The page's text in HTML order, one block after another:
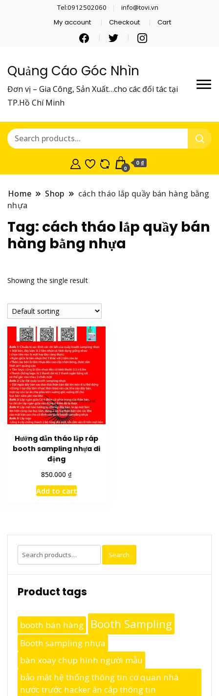
Tel:0912502060 info@tovi.vn
My account Checkout Cart
Quảng Cáo Góc Nhìn
Đơn vị – Gia Công, Sản Xuất…cho các đối tác tại
TP.Hồ Chí Minh
0
0 ₫
Home Shop
cách tháo lắp quầy bán hàng bằng
nhựa
Tag: cách tháo lắp quầy bán
hàng bằng nhựa
Showing the single result
Hướng dẫn tháo lắp ráp
booth sampling nhựa di
động
850.000 ₫
Add to cart
Search
for:
Search
Product tags
booth bán hàng Booth Sampling
Booth sampling nhựa
bàn xoay chụp hình người mẫu
bảo mật hệ thống thông tin cơ quan nhà
nước trước hacker ăn cắp thông tin